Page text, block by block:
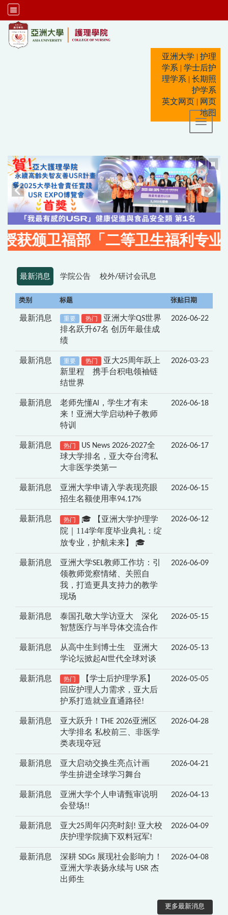
亚洲大学 | 护理
学系 | 学士后护
理学系 | 长期照
护学系
英文网页 | 网页
地图
Toggle
部「二等卫生福利专业」奖章!
最新消息 学院公告 校外/研讨会讯息
类别 标题 张贴日期
最新消息 重要 热门
亚洲大学QS世界
排名跃升67名 创历年最佳成
绩
2026-06-22
最新消息 重要 热门
亚大25周年跃上
新里程 携手台积电领袖链
结世界
2026-03-23
最新消息
老师先懂AI，学生才有未
来！亚洲大学启动种子教师
特训
2026-06-18
最新消息 热门
US News 2026-2027全
球大学排名，亚大夺台湾私
大非医学类第一
2026-06-17
最新消息
亚洲大学申请入学表现亮眼
招生名额使用率94.17%
2026-06-15
最新消息 热门
🎓 【亚洲大学护理学
院｜114学年度毕业典礼：绽
放专业，护航未来】 🎓
2026-06-12
最新消息
亚洲大学SEL教师工作坊：引
领教师觉察情绪、关照自
我，打造更具支持力的教学
现场
2026-06-09
最新消息
泰国孔敬大学访亚大 深化
智慧医疗与半导体交流合作
2026-05-15
最新消息
从高中生到博士生 亚洲大
学论坛掀起AI世代全球对谈
2026-05-13
最新消息 热门
【学士后护理学系】
回应护理人力需求，亚大后
护系打造就业直通路径!
2026-05-05
最新消息
亚大跃升！THE 2026亚洲区
大学排名 私校前三、非医学
类表现夺冠
2026-04-28
最新消息
亚大启动交换生亮点计画
学生拚进全球学习舞台
2026-04-21
最新消息
亚洲大学个人申请甄审说明
会登场!!
2026-04-13
最新消息
亚大25周年闪亮时刻! 亚大校
庆护理学院摘下双料冠军!
2026-04-09
最新消息
深耕 SDGs 展现社会影响力！
亚洲大学表扬永续与 USR 杰
出师生
2026-04-08
更多最新消息